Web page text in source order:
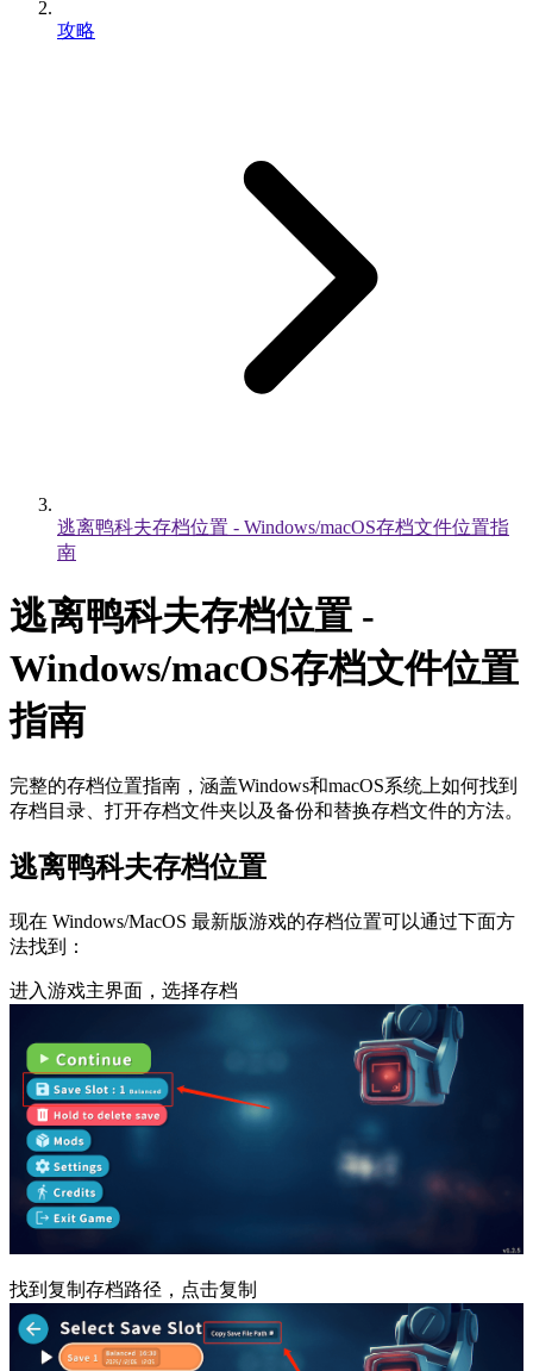
攻略
逃离鸭科夫存档位置 - Windows/macOS存档文件位置指
南
逃离鸭科夫存档位置 -
Windows/macOS存档文件位置
指南
完整的存档位置指南，涵盖Windows和macOS系统上如何找到
存档目录、打开存档文件夹以及备份和替换存档文件的方法。
逃离鸭科夫存档位置
现在 Windows/MacOS 最新版游戏的存档位置可以通过下面方
法找到：
进入游戏主界面，选择存档
找到复制存档路径，点击复制